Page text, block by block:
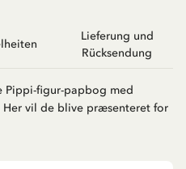
Lieferung und
Rücksendung
Pippi-figur-papbog med
vil de blive præsenteret for